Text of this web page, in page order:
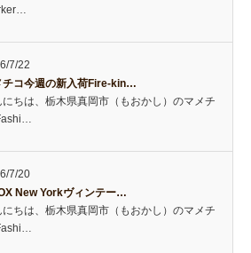
7/22
チコ今週の新入荷Fire-kin…
にちは、栃木県真岡市（もおかし）のマメチ
7/20
New Yorkヴィンテー…
にちは、栃木県真岡市（もおかし）のマメチ